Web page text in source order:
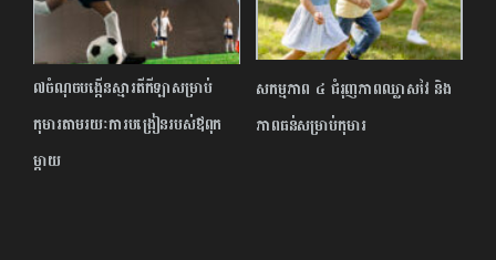
៧ចំណុចបង្កើនស្មារតីកីឡាសម្រាប់
កុមារតាមរយៈការបង្រៀនរបស់ឪពុក
ម្ដាយ
សកម្មភាព ៤ ជំរុញភាពឈ្លាសវៃ និង
ភាពធន់សម្រាប់កុមារ